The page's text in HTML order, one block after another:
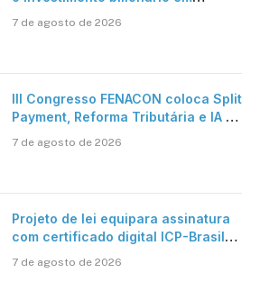
verdadeira era da inteligência
7 de agosto de 2026
III Congresso FENACON coloca Split
Payment, Reforma Tributária e IA no
7 de agosto de 2026
Projeto de lei equipara assinatura
com certificado digital ICP-Brasil
cartório
7 de agosto de 2026